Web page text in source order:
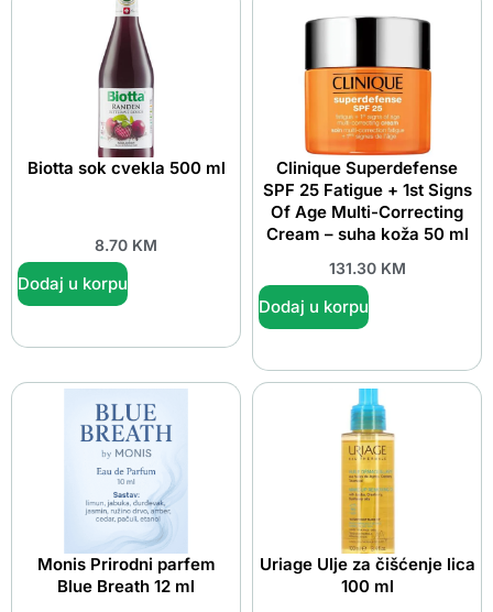
Biotta sok cvekla 500 ml
8.70 KM
Dodaj u korpu
Clinique Superdefense
SPF 25 Fatigue + 1st Signs
Of Age Multi-Correcting
Cream – suha koža 50 ml
131.30 KM
Dodaj u korpu
Monis Prirodni parfem
Blue Breath 12 ml
Uriage Ulje za čišćenje lica
100 ml